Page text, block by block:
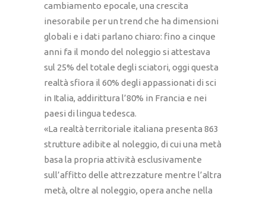
cambiamento epocale, una crescita
inesorabile per un trend che ha dimensioni
globali e i dati parlano chiaro: fino a cinque
anni fa il mondo del noleggio si attestava
sul 25% del totale degli sciatori, oggi questa
realtà sfiora il 60% degli appassionati di sci
in Italia, addirittura l’80% in Francia e nei
paesi di lingua tedesca.
«La realtà territoriale italiana presenta 863
strutture adibite al noleggio, di cui una metà
basa la propria attività esclusivamente
sull’affitto delle attrezzature mentre l’altra
metà, oltre al noleggio, opera anche nella